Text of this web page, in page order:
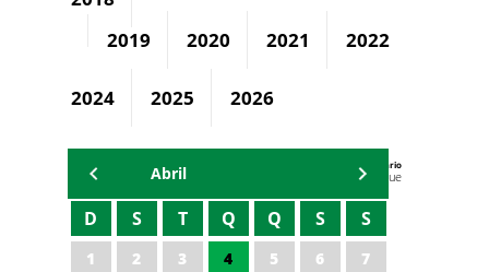
2019
2020 2021 2022
2024 2025 2026
Agenda do Secretário
Zezinho Albuquerque
Abril
D S T Q Q S S
1 2 3 4 5 6
7